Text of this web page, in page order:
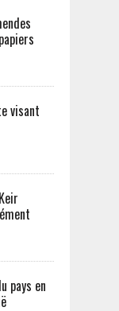
visant
pays en